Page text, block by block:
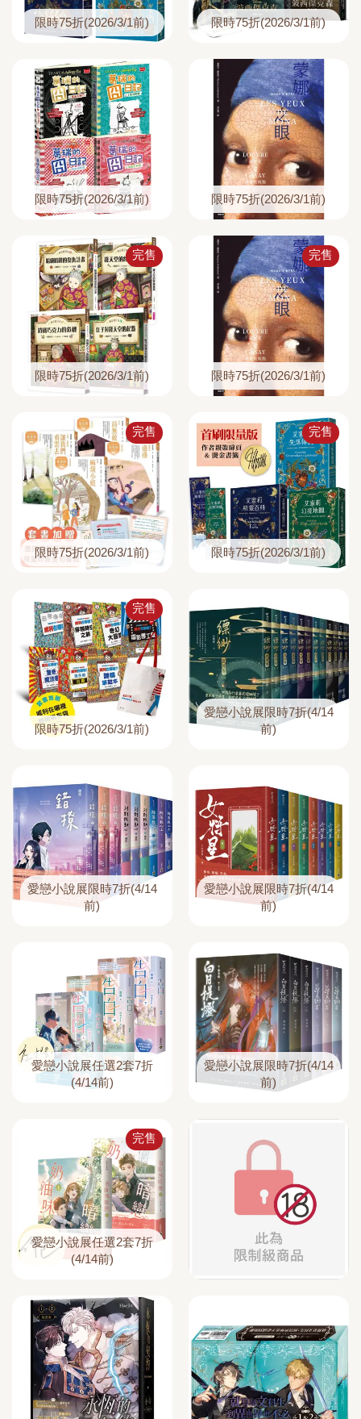
限時75折(2026/3/1前) 限時75折(2026/3/1前)
限時75折(2026/3/1前) 限時75折(2026/3/1前)
完售
限時75折(2026/3/1前)
完售
限時75折(2026/3/1前)
完售
限時75折(2026/3/1前)
完售
限時75折(2026/3/1前)
完售
限時75折(2026/3/1前)
愛戀小說展限時7折(4/14
前)
愛戀小說展限時7折(4/14
前)
愛戀小說展限時7折(4/14
前)
愛戀小說展任選2套7折
(4/14前)
愛戀小說展限時7折(4/14
前)
完售
愛戀小說展任選2套7折
(4/14前)